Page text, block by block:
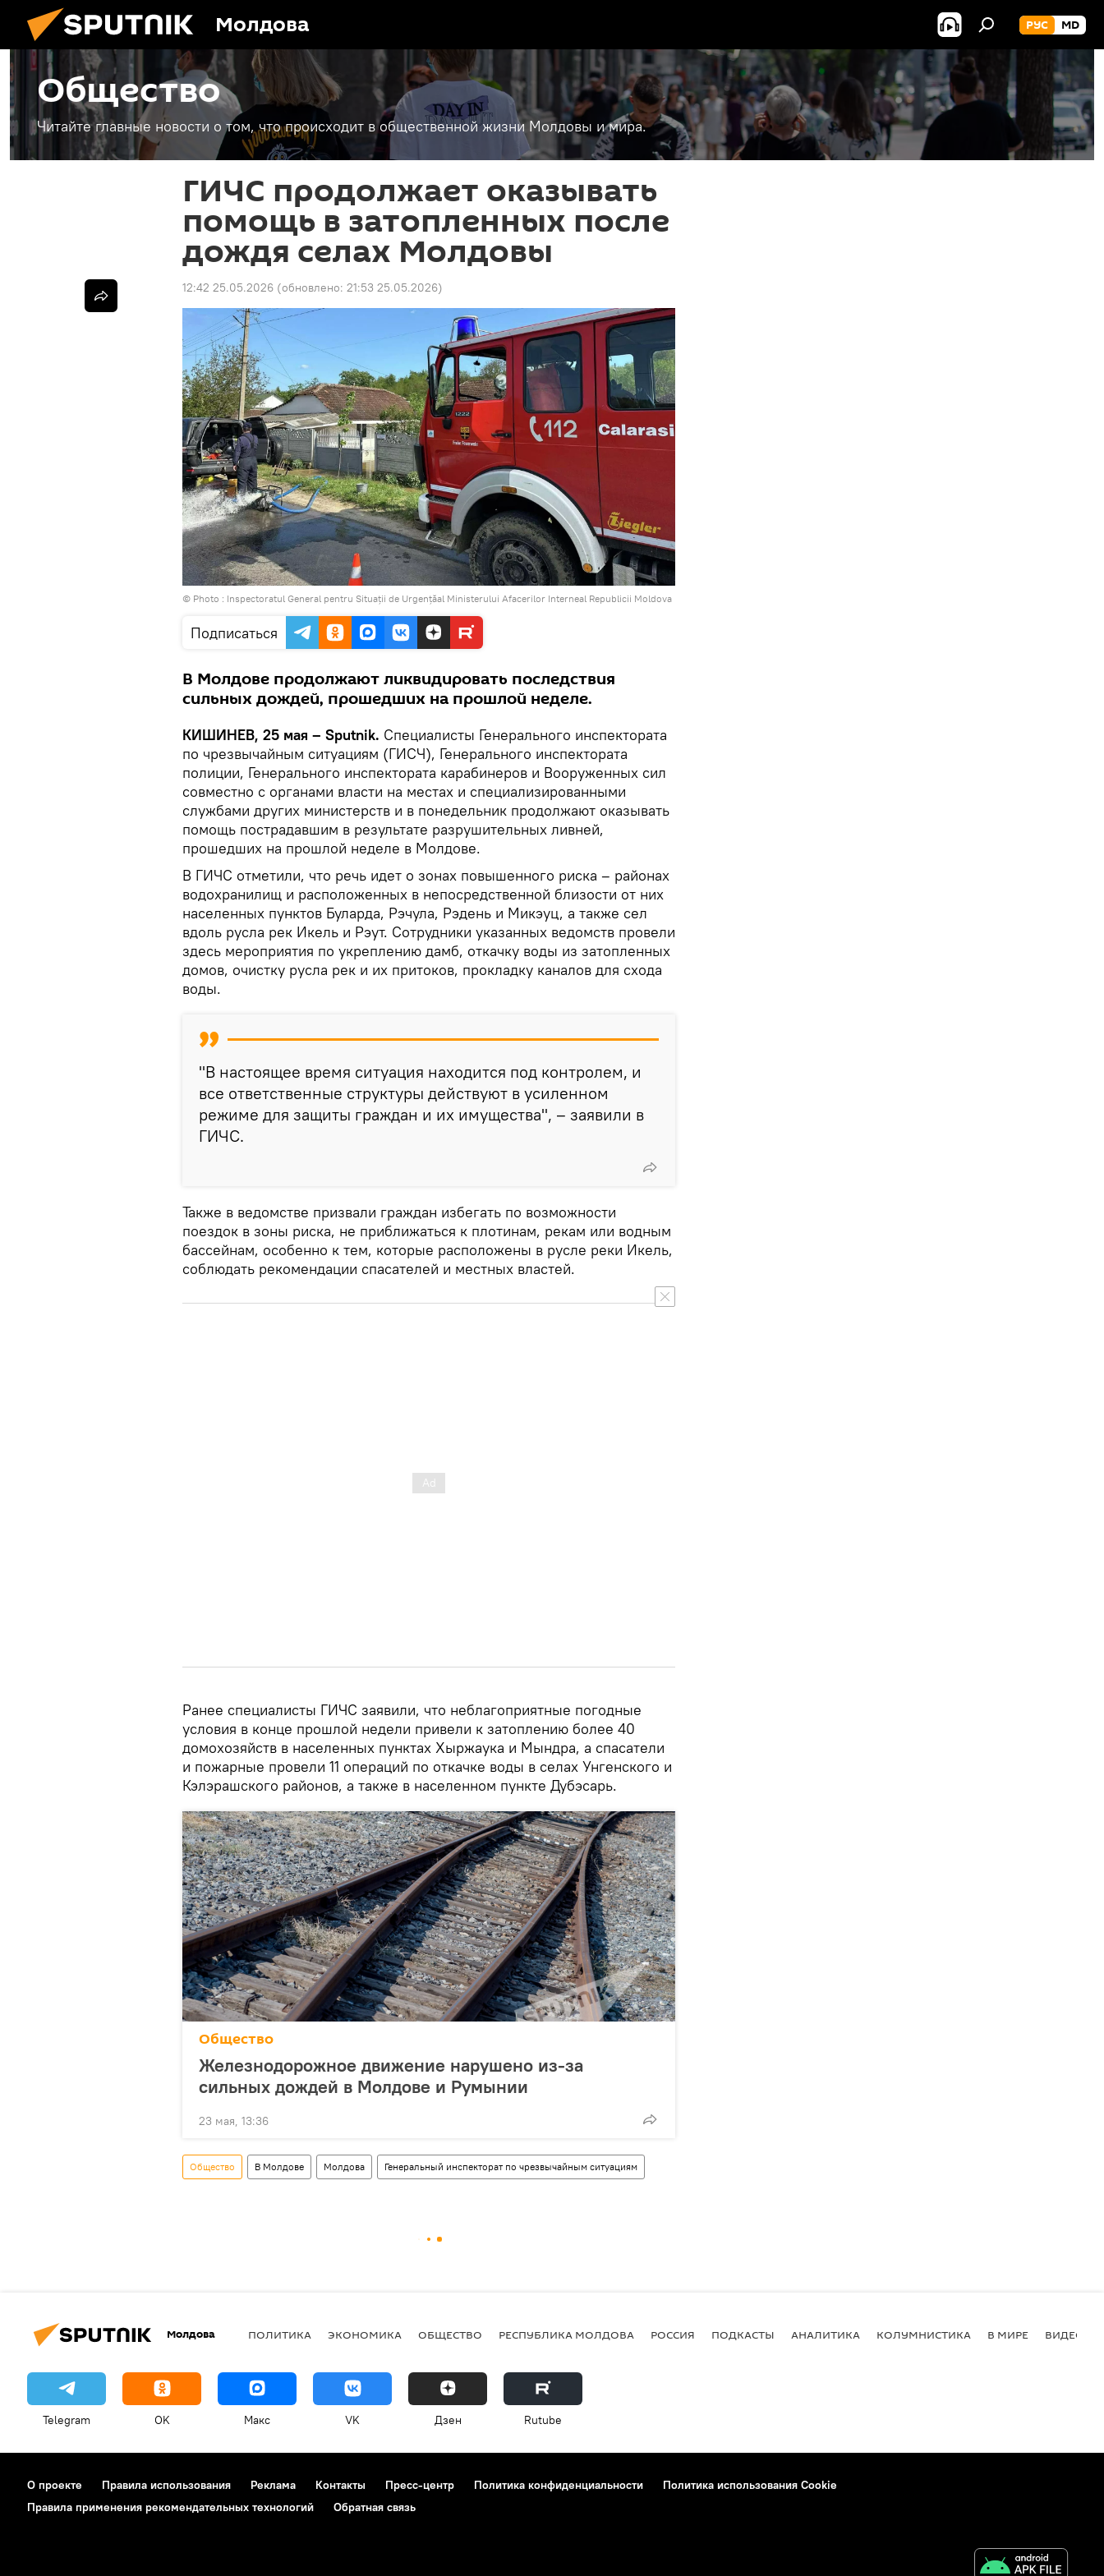
Молдова РУС MD
Общество
Читайте главные новости о том, что происходит в общественной жизни Молдовы и мира.
ГИЧС продолжает оказывать
помощь в затопленных после
дождя селах Молдовы
12:42 25.05.2026 (обновлено: 21:53 25.05.2026)
© Photo : Inspectoratul General pentru Situații de Urgențăal Ministerului Afacerilor Interneal Republicii Moldova
Подписаться
В Молдове продолжают ликвидировать последствия
сильных дождей, прошедших на прошлой неделе.
КИШИНЕВ, 25 мая – Sputnik. Специалисты Генерального инспектората
по чрезвычайным ситуациям (ГИСЧ), Генерального инспектората
полиции, Генерального инспектората карабинеров и Вооруженных сил
совместно с органами власти на местах и специализированными
службами других министерств и в понедельник продолжают оказывать
помощь пострадавшим в результате разрушительных ливней,
прошедших на прошлой неделе в Молдове.
В ГИЧС отметили, что речь идет о зонах повышенного риска – районах
водохранилищ и расположенных в непосредственной близости от них
населенных пунктов Буларда, Рэчула, Рэдень и Микэуц, а также сел
вдоль русла рек Икель и Рэут. Сотрудники указанных ведомств провели
здесь мероприятия по укреплению дамб, откачку воды из затопленных
домов, очистку русла рек и их притоков, прокладку каналов для схода
воды.
"В настоящее время ситуация находится под контролем, и
все ответственные структуры действуют в усиленном
режиме для защиты граждан и их имущества", – заявили в
ГИЧС.
Также в ведомстве призвали граждан избегать по возможности
поездок в зоны риска, не приближаться к плотинам, рекам или водным
бассейнам, особенно к тем, которые расположены в русле реки Икель,
соблюдать рекомендации спасателей и местных властей.
Ранее специалисты ГИЧС заявили, что неблагоприятные погодные
условия в конце прошлой недели привели к затоплению более 40
домохозяйств в населенных пунктах Хыржаука и Мындра, а спасатели
и пожарные провели 11 операций по откачке воды в селах Унгенского и
Кэлэрашского районов, а также в населенном пункте Дубэсарь.
Общество
Железнодорожное движение нарушено из-за
сильных дождей в Молдове и Румынии
23 мая, 13:36
Общество В Молдове Молдова Генеральный инспекторат по чрезвычайным ситуациям
Молдова ПОЛИТИКА ЭКОНОМИКА ОБЩЕСТВО РЕСПУБЛИКА МОЛДОВА РОССИЯ ПОДКАСТЫ АНАЛИТИКА КОЛУМНИСТИКА В МИРЕ ВИДЕО
Telegram OK Макс VK Дзен Rutube
О проекте Правила использования Реклама Контакты Пресс-центр Политика конфиденциальности
Политика использования Cookie
Правила применения рекомендательных технологий
Обратная связь